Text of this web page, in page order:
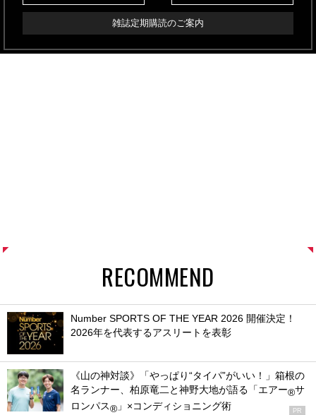
雑誌定期購読のご案内
RECOMMEND
Number SPORTS OF THE YEAR 2026 開催決定！
2026年を代表するアスリートを表彰
《山の神対談》「やっぱり“タイパ”がいい！」箱根の
名ランナー、柏原竜二と神野大地が語る「エアー®サ
ロンパス® 」×コンディショニング術 PR